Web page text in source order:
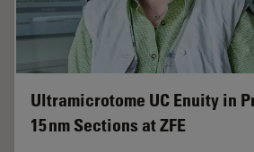
Ultramicrotome UC Enuity in
15 nm Sections at ZFE